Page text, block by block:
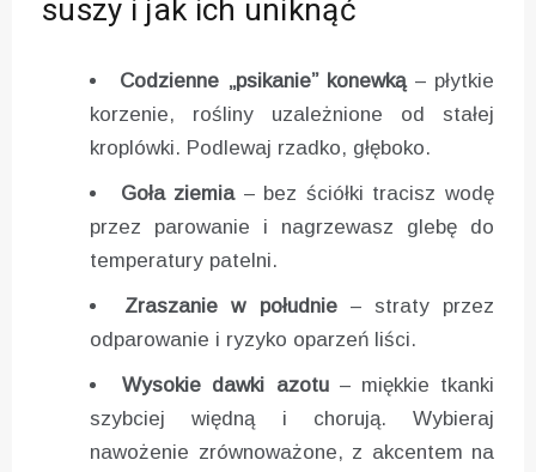
suszy i jak ich uniknąć
Codzienne „psikanie” konewką– płytkie
korzenie, rośliny uzależnione od stałej
kroplówki. Podlewaj rzadko, głęboko.
Goła ziemia– bez ściółki tracisz wodę
przez parowanie i nagrzewasz glebę do
temperatury patelni.
Zraszanie w południe– straty przez
odparowanie i ryzyko oparzeń liści.
Wysokie dawki azotu– miękkie tkanki
szybciej więdną i chorują. Wybieraj
nawożenie zrównoważone, z akcentem na